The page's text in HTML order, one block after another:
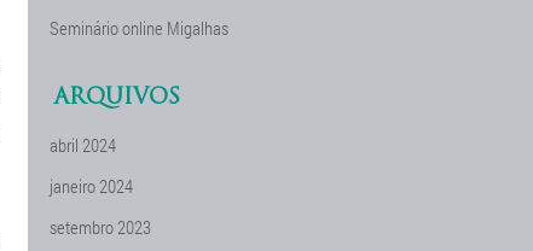
Seminário online Migalhas
ARQUIVOS
abril 2024
janeiro 2024
setembro 2023